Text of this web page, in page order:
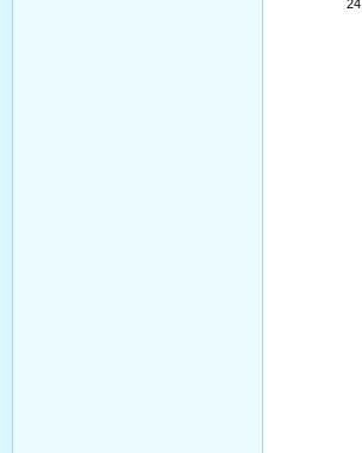
24